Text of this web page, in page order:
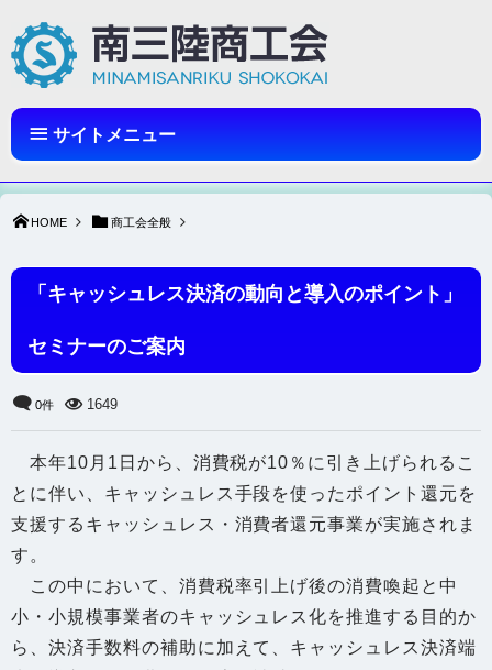
サイトメニュー
HOME 商工会全般
「キャッシュレス決済の動向と導入のポイント」
セミナーのご案内
0件 1649
本年10月1日から、消費税が10％に引き上げられるこ
とに伴い、キャッシュレス手段を使ったポイント還元を
支援するキャッシュレス・消費者還元事業が実施されま
す。
この中において、消費税率引上げ後の消費喚起と中
小・小規模事業者のキャッシュレス化を推進する目的か
ら、決済手数料の補助に加えて、キャッシュレス決済端